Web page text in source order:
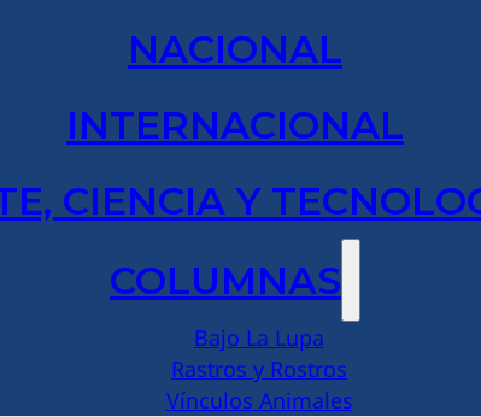
NACIONAL
INTERNACIONAL
CIENCIA Y
COLUMNAS
Bajo La Lupa
Rastros y Rostros
Vínculos Animales